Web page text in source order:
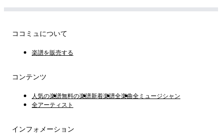
ココミュについて
楽譜を販売する
コンテンツ
人気の楽譜無料の楽譜新着楽譜全楽曲全ミュージシャン
全アーティスト
インフォメーション